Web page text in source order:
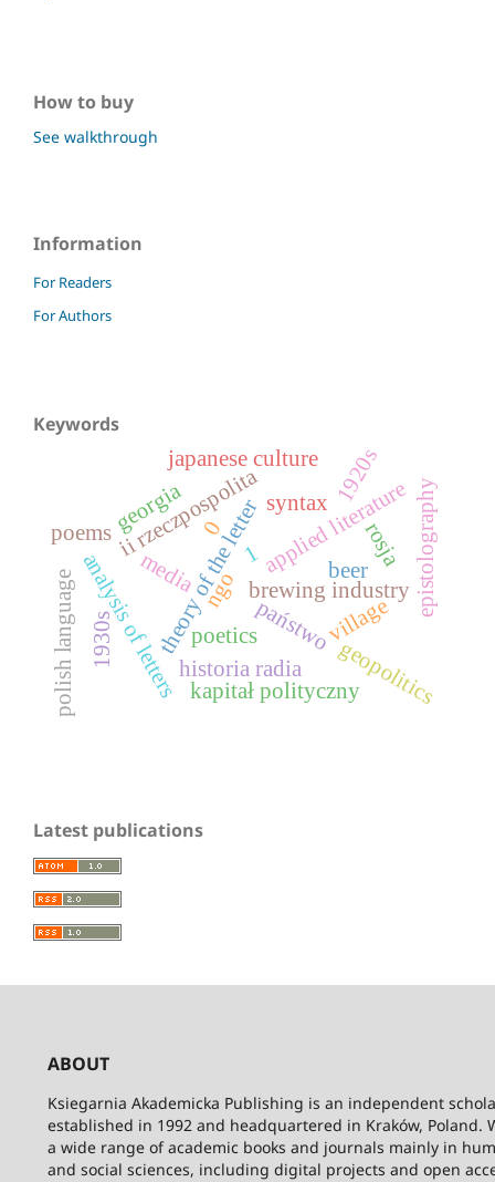
How to buy
See walkthrough
Information
For Readers
For Authors
Keywords
brewing industry
beer
theory of the letter epistolography
applied literature
analysis of lettershistoria radia
ii rzeczpospolita
media
państwo
0
syntax
polish language
rosja
kapitał polityczny
village
poetics
poems georgia
1
geopolitics
japanese culture 1920s
1930s
ngo
Latest publications
ABOUT
Ksiegarnia Akademicka Publishing is an independent
established in 1992 and headquartered in Kraków, Poland.
a wide range of academic books and journals mainly in
and social sciences, including digital projects and open